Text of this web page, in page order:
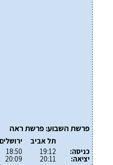
פרשת השבוע: פרשת ראה
כניסה:
יציאה:
תל אביב
19:12
20:11
ירושלים
18:50
20:09